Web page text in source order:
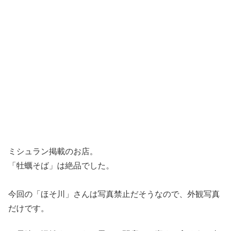
ミシュラン掲載のお店。
「牡蠣そば」は絶品でした。
今回の「ほそ川」さんは写真禁止だそうなので、外観写真
だけです。